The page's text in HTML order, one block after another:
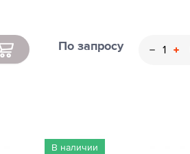
По запросу
В наличии